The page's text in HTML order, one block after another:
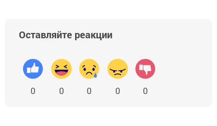
Оставляйте реакции
0 0 0 0 0